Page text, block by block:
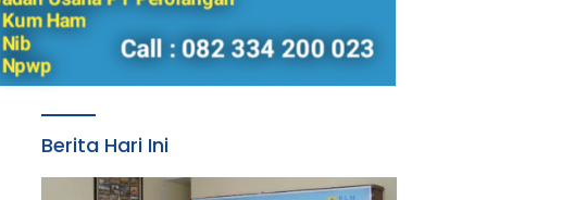
Berita Hari Ini